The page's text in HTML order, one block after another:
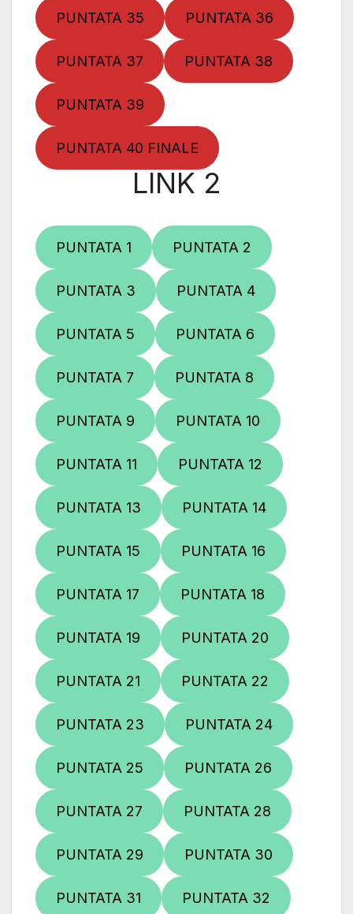
PUNTATA 35 PUNTATA 36
PUNTATA 37 PUNTATA 38
PUNTATA 39
PUNTATA 40 FINALE
LINK 2
PUNTATA 1 PUNTATA 2
PUNTATA 3 PUNTATA 4
PUNTATA 5 PUNTATA 6
PUNTATA 7 PUNTATA 8
PUNTATA 9 PUNTATA 10
PUNTATA 11 PUNTATA 12
PUNTATA 13 PUNTATA 14
PUNTATA 15 PUNTATA 16
PUNTATA 17 PUNTATA 18
PUNTATA 19 PUNTATA 20
PUNTATA 21 PUNTATA 22
PUNTATA 23 PUNTATA 24
PUNTATA 25 PUNTATA 26
PUNTATA 27 PUNTATA 28
PUNTATA 29 PUNTATA 30
PUNTATA 31 PUNTATA 32